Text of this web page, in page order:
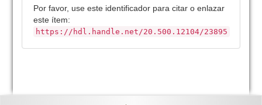
Por favor, use este identificador para citar o enlazar
este ítem:
https://hdl.handle.net/20.500.12104/23895